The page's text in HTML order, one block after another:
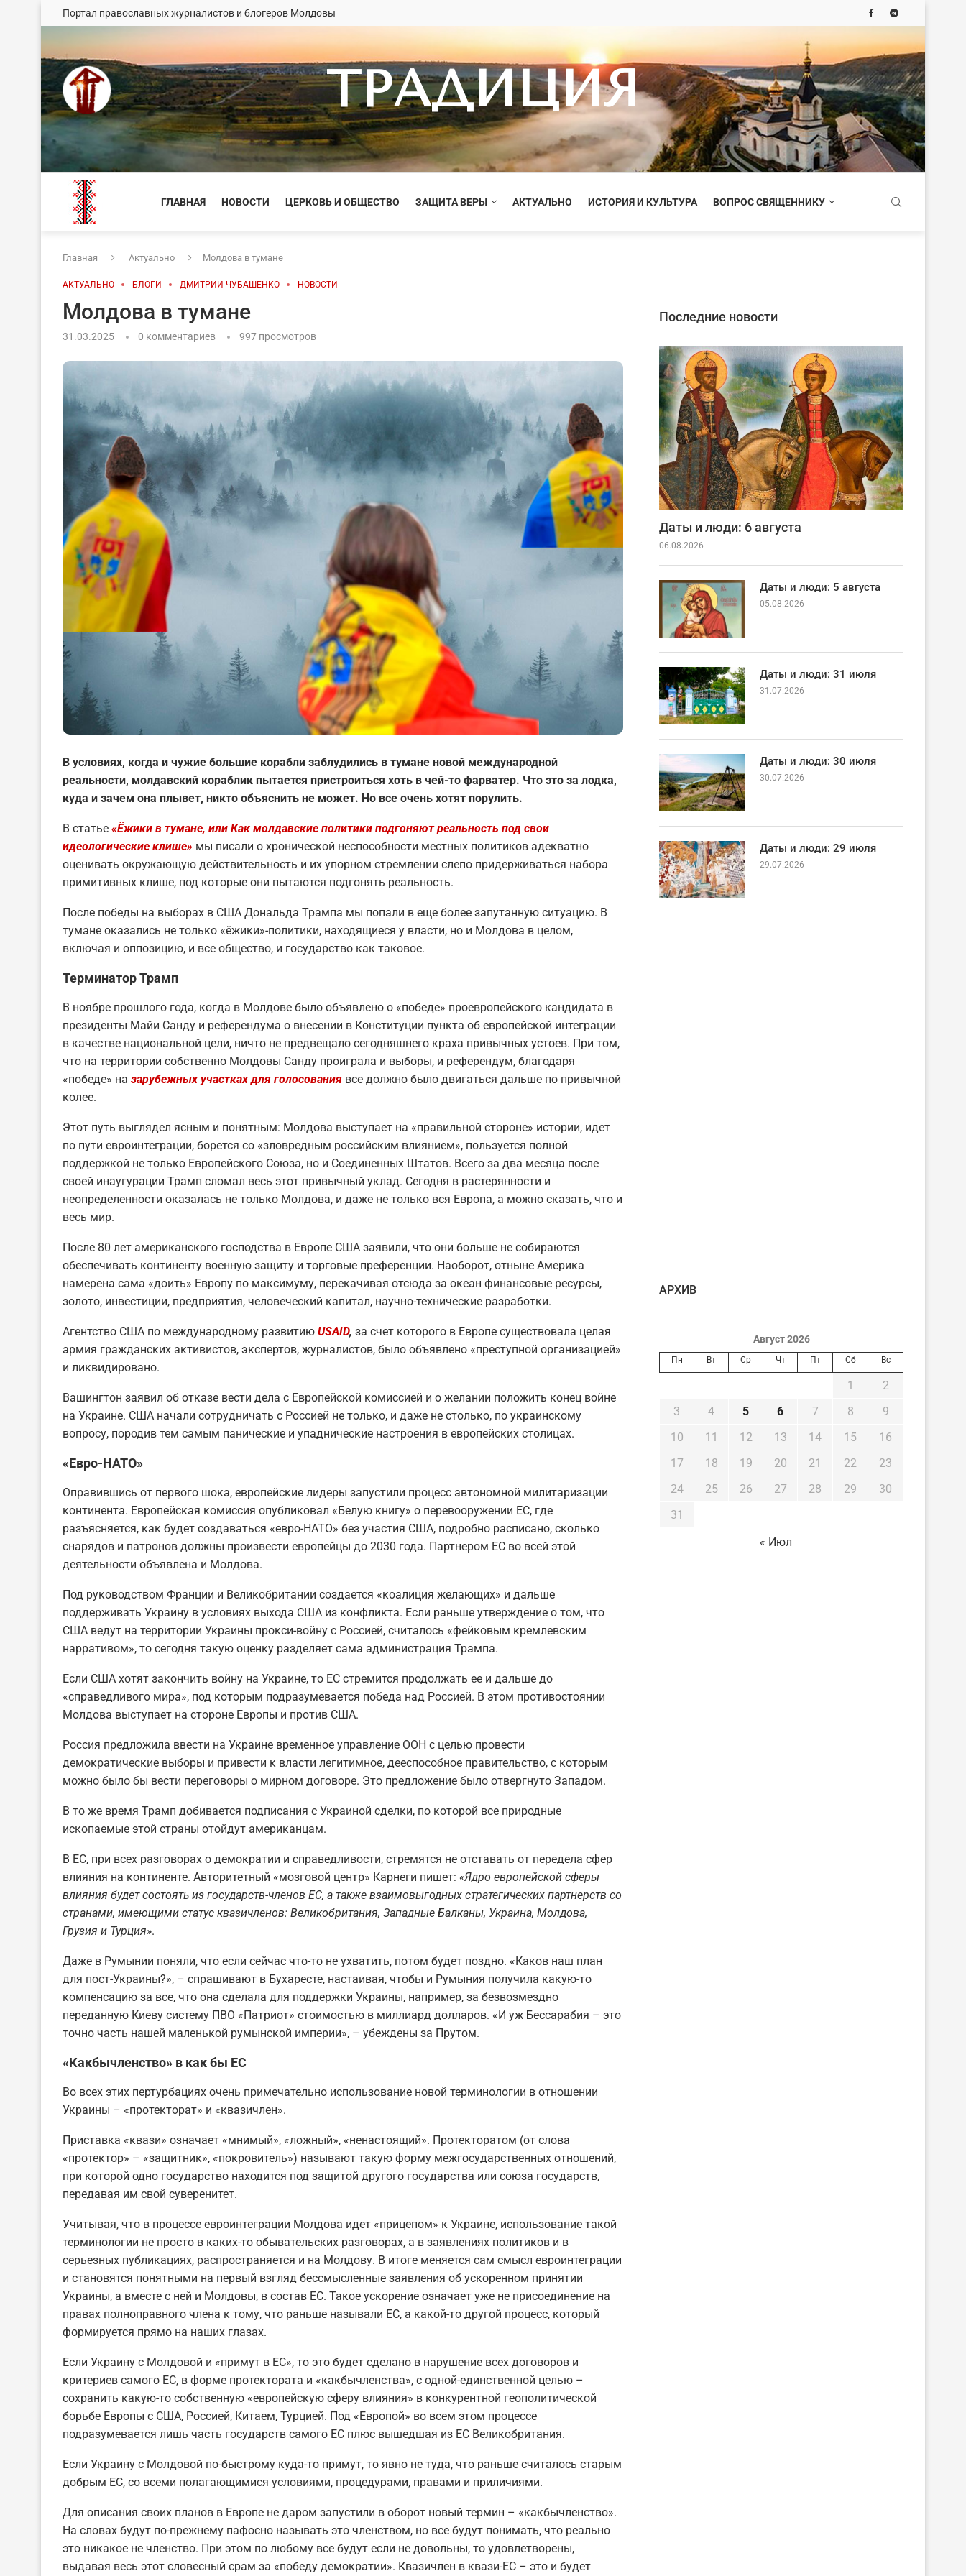
Портал православных журналистов и блогеров Молдовы
ТРАДИЦИЯ
ГЛАВНАЯ НОВОСТИ ЦЕРКОВЬ И ОБЩЕСТВО ЗАЩИТА ВЕРЫ АКТУАЛЬНО ИСТОРИЯ И КУЛЬТУРА ВОПРОС СВЯЩЕННИКУ
Главная Актуально Молдова в тумане
АКТУАЛЬНО БЛОГИ ДМИТРИЙ ЧУБАШЕНКО НОВОСТИ
Молдова в тумане
31.03.2025 0 комментариев 997 просмотров
В условиях, когда и чужие большие корабли заблудились в тумане новой международной
реальности, молдавский кораблик пытается пристроиться хоть в чей-то фарватер. Что это за лодка,
куда и зачем она плывет, никто объяснить не может. Но все очень хотят порулить.
В статье «Ёжики в тумане, или Как молдавские политики подгоняют реальность под свои
идеологические клише» мы писали о хронической неспособности местных политиков адекватно
оценивать окружающую действительность и их упорном стремлении слепо придерживаться набора
примитивных клише, под которые они пытаются подгонять реальность.
После победы на выборах в США Дональда Трампа мы попали в еще более запутанную ситуацию. В
тумане оказались не только «ёжики»-политики, находящиеся у власти, но и Молдова в целом,
включая и оппозицию, и все общество, и государство как таковое.
Терминатор Трамп
В ноябре прошлого года, когда в Молдове было объявлено о «победе» проевропейского кандидата в
президенты Майи Санду и референдума о внесении в Конституции пункта об европейской интеграции
в качестве национальной цели, ничто не предвещало сегодняшнего краха привычных устоев. При том,
что на территории собственно Молдовы Санду проиграла и выборы, и референдум, благодаря
«победе» на зарубежных участках для голосования все должно было двигаться дальше по привычной
колее.
Этот путь выглядел ясным и понятным: Молдова выступает на «правильной стороне» истории, идет
по пути евроинтеграции, борется со «зловредным российским влиянием», пользуется полной
поддержкой не только Европейского Союза, но и Соединенных Штатов. Всего за два месяца после
своей инаугурации Трамп сломал весь этот привычный уклад. Сегодня в растерянности и
неопределенности оказалась не только Молдова, и даже не только вся Европа, а можно сказать, что и
весь мир.
После 80 лет американского господства в Европе США заявили, что они больше не собираются
обеспечивать континенту военную защиту и торговые преференции. Наоборот, отныне Америка
намерена сама «доить» Европу по максимуму, перекачивая отсюда за океан финансовые ресурсы,
золото, инвестиции, предприятия, человеческий капитал, научно-технические разработки.
Агентство США по международному развитию USAID, за счет которого в Европе существовала целая
армия гражданских активистов, экспертов, журналистов, было объявлено «преступной организацией»
и ликвидировано.
Вашингтон заявил об отказе вести дела с Европейской комиссией и о желании положить конец войне
на Украине. США начали сотрудничать с Россией не только, и даже не столько, по украинскому
вопросу, породив тем самым панические и упаднические настроения в европейских столицах.
«Евро-НАТО»
Оправившись от первого шока, европейские лидеры запустили процесс автономной милитаризации
континента. Европейская комиссия опубликовал «Белую книгу» о перевооружении ЕС, где
разъясняется, как будет создаваться «евро-НАТО» без участия США, подробно расписано, сколько
снарядов и патронов должны произвести европейцы до 2030 года. Партнером ЕС во всей этой
деятельности объявлена и Молдова.
Под руководством Франции и Великобритании создается «коалиция желающих» и дальше
поддерживать Украину в условиях выхода США из конфликта. Если раньше утверждение о том, что
США ведут на территории Украины прокси-войну с Россией, считалось «фейковым кремлевским
нарративом», то сегодня такую оценку разделяет сама администрация Трампа.
Если США хотят закончить войну на Украине, то ЕС стремится продолжать ее и дальше до
«справедливого мира», под которым подразумевается победа над Россией. В этом противостоянии
Молдова выступает на стороне Европы и против США.
Россия предложила ввести на Украине временное управление ООН с целью провести
демократические выборы и привести к власти легитимное, дееспособное правительство, с которым
можно было бы вести переговоры о мирном договоре. Это предложение было отвергнуто Западом.
В то же время Трамп добивается подписания с Украиной сделки, по которой все природные
ископаемые этой страны отойдут американцам.
В ЕС, при всех разговорах о демократии и справедливости, стремятся не отставать от передела сфер
влияния на континенте. Авторитетный «мозговой центр» Карнеги пишет: «Ядро европейской сферы
влияния будет состоять из государств-членов ЕС, а также взаимовыгодных стратегических партнерств со
странами, имеющими статус квазичленов: Великобритания, Западные Балканы, Украина, Молдова,
Грузия и Турция».
Даже в Румынии поняли, что если сейчас что-то не ухватить, потом будет поздно. «Каков наш план
для пост-Украины?», – спрашивают в Бухаресте, настаивая, чтобы и Румыния получила какую-то
компенсацию за все, что она сделала для поддержки Украины, например, за безвозмездно
переданную Киеву систему ПВО «Патриот» стоимостью в миллиард долларов. «И уж Бессарабия – это
точно часть нашей маленькой румынской империи», – убеждены за Прутом.
«Какбычленство» в как бы ЕС
Во всех этих пертурбациях очень примечательно использование новой терминологии в отношении
Украины – «протекторат» и «квазичлен».
Приставка «квази» означает «мнимый», «ложный», «ненастоящий». Протекторатом (от слова
«протектор» – «защитник», «покровитель») называют такую форму межгосударственных отношений,
при которой одно государство находится под защитой другого государства или союза государств,
передавая им свой суверенитет.
Учитывая, что в процессе евроинтеграции Молдова идет «прицепом» к Украине, использование такой
терминологии не просто в каких-то обывательских разговорах, а в заявлениях политиков и в
серьезных публикациях, распространяется и на Молдову. В итоге меняется сам смысл евроинтеграции
и становятся понятными на первый взгляд бессмысленные заявления об ускоренном принятии
Украины, а вместе с ней и Молдовы, в состав ЕС. Такое ускорение означает уже не присоединение на
правах полноправного члена к тому, что раньше называли ЕС, а какой-то другой процесс, который
формируется прямо на наших глазах.
Если Украину с Молдовой и «примут в ЕС», то это будет сделано в нарушение всех договоров и
критериев самого ЕС, в форме протектората и «какбычленства», с одной-единственной целью –
сохранить какую-то собственную «европейскую сферу влияния» в конкурентной геополитической
борьбе Европы с США, Россией, Китаем, Турцией. Под «Европой» во всем этом процессе
подразумевается лишь часть государств самого ЕС плюс вышедшая из ЕС Великобритания.
Если Украину с Молдовой по-быстрому куда-то примут, то явно не туда, что раньше считалось старым
добрым ЕС, со всеми полагающимися условиями, процедурами, правами и приличиями.
Для описания своих планов в Европе не даром запустили в оборот новый термин – «какбычленство».
На словах будут по-прежнему пафосно называть это членством, но все будут понимать, что реально
это никакое не членство. При этом по любому все будут если не довольны, то удовлетворены,
выдавая весь этот словесный срам за «победу демократии». Квазичлен в квази-ЕС – это и будет
Последние новости
Даты и люди: 6 августа
06.08.2026
Даты и люди: 5 августа
05.08.2026
Даты и люди: 31 июля
31.07.2026
Даты и люди: 30 июля
30.07.2026
Даты и люди: 29 июля
29.07.2026
AРХИВ
Август 2026
Пн Вт Ср Чт Пт Сб Вс
1
2
3
4 5 6 7 8
9
10
11 12 13 14 15
16
17
18 19 20 21 22
23
24
25 26 27 28 29
30
31
« Июл